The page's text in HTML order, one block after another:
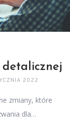
detalicznej
2022
zmiany, które
dla…